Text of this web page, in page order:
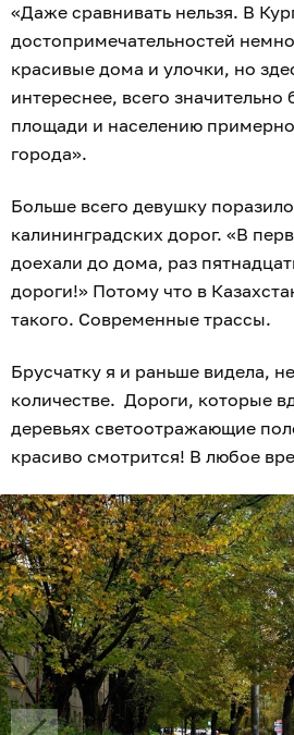
«Даже сравнивать нельзя. В
достопримечательностей
красивые дома и улочки, но
интереснее, всего
площади и населению
города».
Больше всего девушку
калининградских дорог. «В
доехали до дома, раз
дороги!» Потому что в
такого. Современные трассы.
Брусчатку я и раньше видела,
количестве. Дороги, которые
деревьях светоотражающие
красиво смотрится! В любое